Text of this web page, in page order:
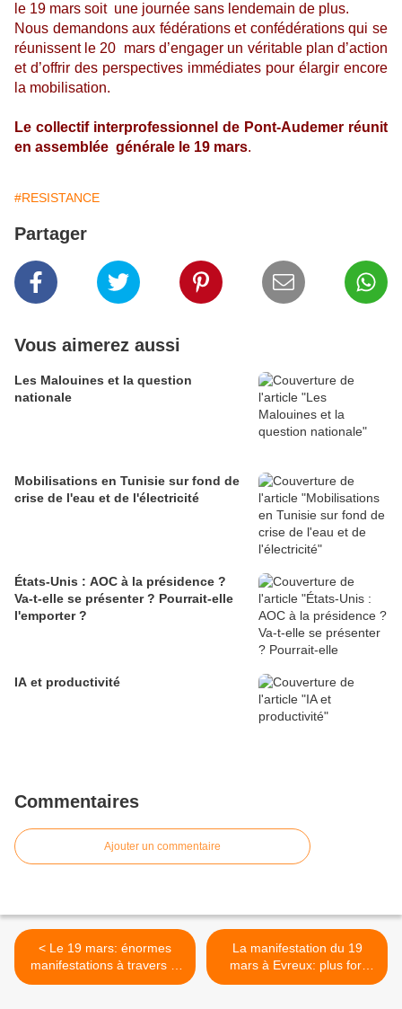
le 19 mars soit une journée sans lendemain de plus.
Nous demandons aux fédérations et confédérations qui se
réunissent le 20 mars d’engager un véritable plan d’action
et d’offrir des perspectives immédiates pour élargir encore
la mobilisation.
Le collectif interprofessionnel de Pont-Audemer réunit
en assemblée générale le 19 mars.
#RESISTANCE
Partager
Vous aimerez aussi
Les Malouines et la question
nationale
Mobilisations en Tunisie sur fond de
crise de l'eau et de l'électricité
États-Unis : AOC à la présidence ?
Va-t-elle se présenter ? Pourrait-elle
l'emporter ?
IA et productivité
Commentaires
Ajouter un commentaire
< Le 19 mars: énormes
manifestations à travers la
France
La manifestation du 19
mars à Evreux: plus fort
que le 29 janvier >